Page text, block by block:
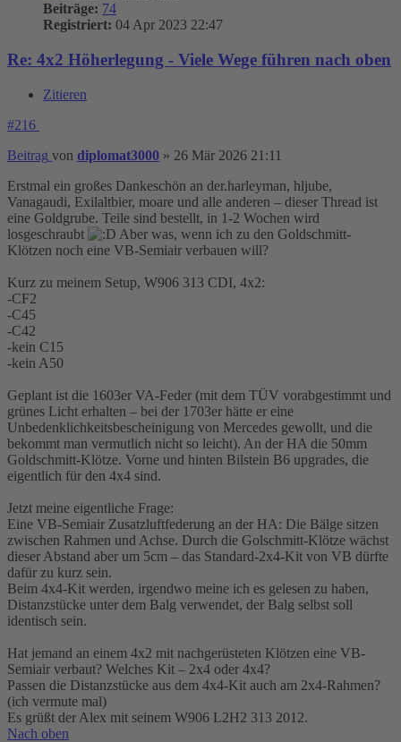
Beiträge: 74
Registriert: 04 Apr 2023 22:47
Re: 4x2 Höherlegung - Viele Wege führen nach oben
Zitieren
#216
Beitrag von diplomat3000 » 26 Mär 2026 21:11
Erstmal ein großes Dankeschön an der.harleyman, hljube,
Vanagaudi, Exilaltbier, moare und alle anderen – dieser Thread ist
eine Goldgrube. Teile sind bestellt, in 1-2 Wochen wird
losgeschraubt
Aber was, wenn ich zu den Goldschmitt-
Klötzen noch eine VB-Semiair verbauen will?
Kurz zu meinem Setup, W906 313 CDI, 4x2:
-CF2
-C45
-C42
-kein C15
-kein A50
Geplant ist die 1603er VA-Feder (mit dem TÜV vorabgestimmt und
grünes Licht erhalten – bei der 1703er hätte er eine
Unbedenklichkeitsbescheinigung von Mercedes gewollt, und die
bekommt man vermutlich nicht so leicht). An der HA die 50mm
Goldschmitt-Klötze. Vorne und hinten Bilstein B6 upgrades, die
eigentlich für den 4x4 sind.
Jetzt meine eigentliche Frage:
Eine VB-Semiair Zusatzluftfederung an der HA: Die Bälge sitzen
zwischen Rahmen und Achse. Durch die Golschmitt-Klötze wächst
dieser Abstand aber um 5cm – das Standard-2x4-Kit von VB dürfte
dafür zu kurz sein.
Beim 4x4-Kit werden, irgendwo meine ich es gelesen zu haben,
Distanzstücke unter dem Balg verwendet, der Balg selbst soll
identisch sein.
Hat jemand an einem 4x2 mit nachgerüsteten Klötzen eine VB-
Semiair verbaut? Welches Kit – 2x4 oder 4x4?
Passen die Distanzstücke aus dem 4x4-Kit auch am 2x4-Rahmen?
(ich vermute mal)
Es grüßt der Alex mit seinem W906 L2H2 313 2012.
Nach oben